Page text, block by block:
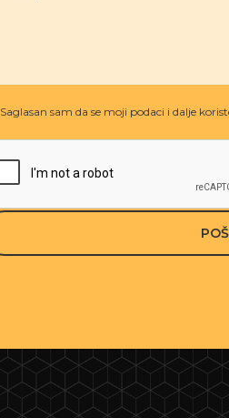
Saglasan sam da se moji podaci i dalje